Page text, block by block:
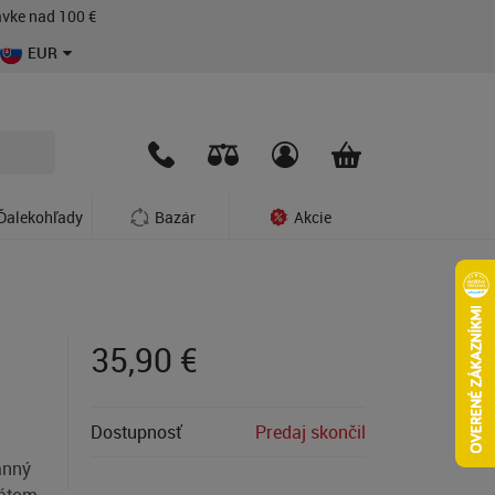
nad 100 €
EUR
Bazár Akcie
35,90 €
Dostupnosť Predaj skončil